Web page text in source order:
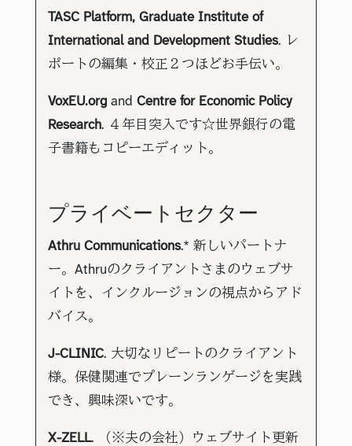
TASC Platform, Graduate Institute of
International and Development Studies. レ
ポートの編集・校正２つほどお手伝い。
VoxEU.org and Centre for Economic Policy
Research. ４年目突入です☆世界銀行の電
子書籍もコピーエディット。
プライベートセクター
Athru Communications.* 新しいパートナ
ー。Athruのクライアントさまのウェブサ
イトを、インクルージョンの視点からアド
バイス。
J-CLINIC. 大切なリピートのクライアント
様。保健関連でプレーンランゲージを実践
でき、興味深いです。
X-ZELL. （※夫の会社）ウェブサイト更新